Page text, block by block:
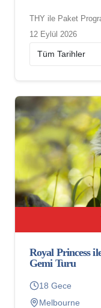
THY ile Paket
12 Eylül 2026
Royal Princess
Gemi Turu
18 Gece
Melbourne